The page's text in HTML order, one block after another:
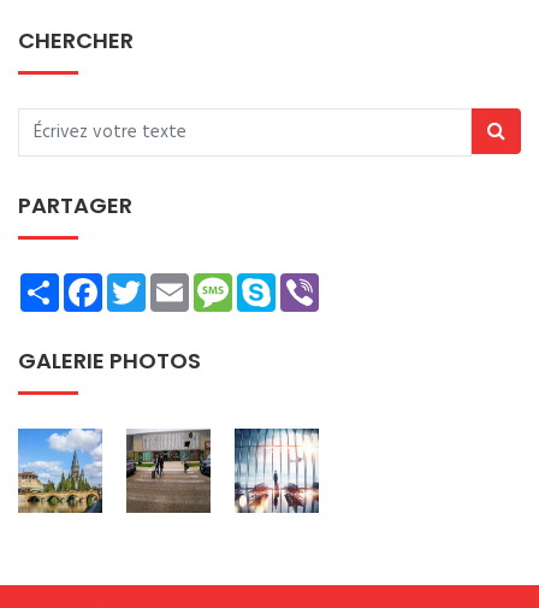
CHERCHER
PARTAGER
ShareFacebookTwitterEmailMessage
Skype
GALERIE PHOTOS